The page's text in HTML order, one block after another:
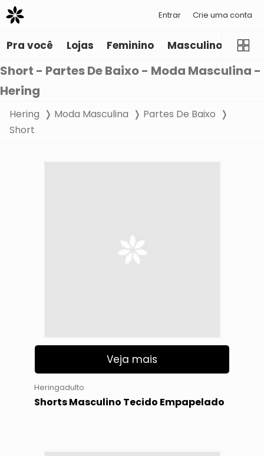
Entrar Crie uma conta
Pra você Lojas Feminino Masculino
Short - Partes De Baixo - Moda Masculina -
Hering
Hering Moda Masculina
Partes De Baixo
Short
Veja mais
Heringadulto
Shorts Masculino Tecido Empapelado